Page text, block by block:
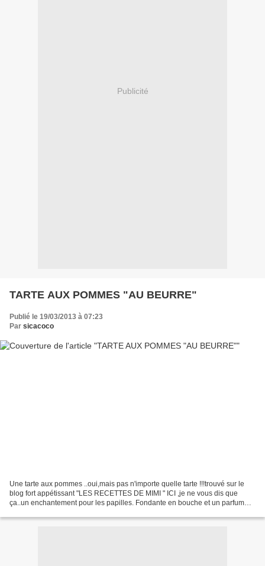
Publicité
TARTE AUX POMMES "AU BEURRE"
Publié le 19/03/2013 à 07:23
Par sicacoco
Une tarte aux pommes ..oui,mais pas n'importe quelle tarte !!!trouvé sur le
blog fort appétissant "LES RECETTES DE MIMI " ICI ,je ne vous dis que
ça..un enchantement pour les papilles. Fondante en bouche et un parfum